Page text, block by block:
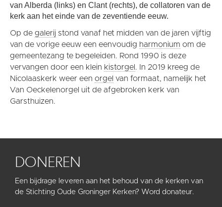
van Alberda (links) en Clant (rechts), de collatoren van de
kerk aan het einde van de zeventiende eeuw.
Op de galerij stond vanaf het midden van de jaren vijftig
van de vorige eeuw een eenvoudig harmonium om de
gemeentezang te begeleiden. Rond 1990 is deze
vervangen door een klein kistorgel . In 2019 kreeg de
Nicolaaskerk weer een orgel van formaat, namelijk het
Van Oeckelenorgel uit de afgebroken kerk van
Garsthuizen.
DONEREN
Een bijdrage leveren aan het behoud van de kerken van
de Stichting Oude Groninger Kerken? Word donateur.